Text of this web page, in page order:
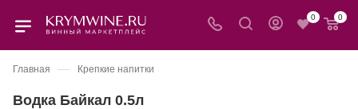
0 0
Главная — Крепкие напитки
Водка Байкал 0.5л